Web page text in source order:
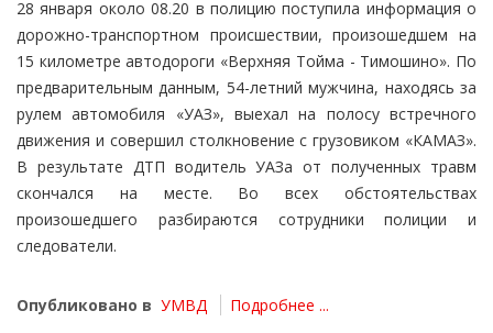
28 января около 08.20 в полицию поступила информация о
дорожно-транспортном происшествии, произошедшем на
15 километре автодороги «Верхняя Тойма - Тимошино». По
предварительным данным, 54-летний мужчина, находясь за
рулем автомобиля «УАЗ», выехал на полосу встречного
движения и совершил столкновение с грузовиком «КАМАЗ».
В результате ДТП водитель УАЗа от полученных травм
скончался на месте. Во всех обстоятельствах
произошедшего разбираются сотрудники полиции и
следователи.
Опубликовано в УМВД Подробнее ...